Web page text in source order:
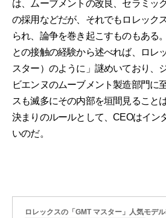
は、ムーブメントの改良、セラミッ
の採用などだが、それでもロレック
られ、論争を巻き起こすものもある
との接触の経験から述べれば、ロレ
スター）のように」謎めいており、
ビエンヌのムーブメント製造部門に
スも滅多にその内部を垣間見ること
決まりのルールとして、CEOはイン
いのだ。
ロレックスの「GMT マスター」人気モデ